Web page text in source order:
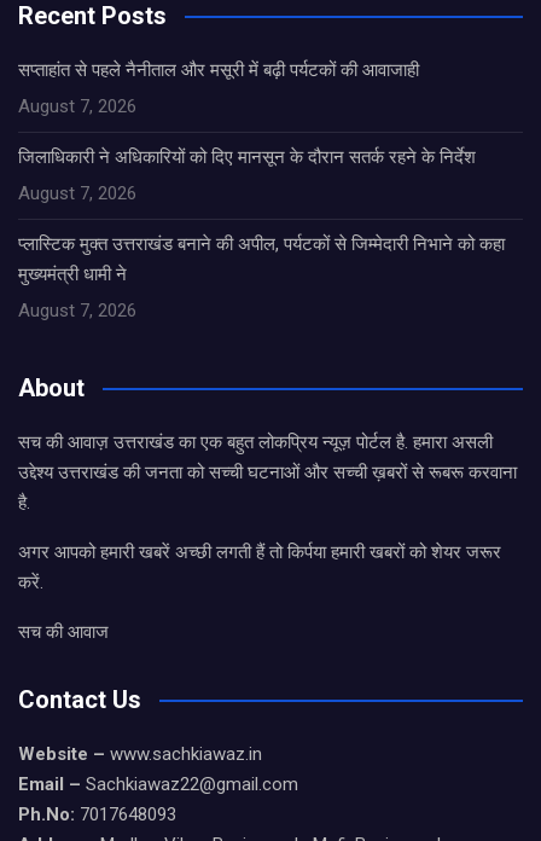
Recent Posts
सप्ताहांत से पहले नैनीताल और मसूरी में बढ़ी पर्यटकों की आवाजाही
August 7, 2026
जिलाधिकारी ने अधिकारियों को दिए मानसून के दौरान सतर्क रहने के निर्देश
August 7, 2026
प्लास्टिक मुक्त उत्तराखंड बनाने की अपील, पर्यटकों से जिम्मेदारी निभाने को कहा
मुख्यमंत्री धामी ने
August 7, 2026
About
सच की आवाज़ उत्तराखंड का एक बहुत लोकप्रिय न्यूज़ पोर्टल है. हमारा असली
उद्देश्य उत्तराखंड की जनता को सच्ची घटनाओं और सच्ची ख़बरों से रूबरू करवाना
है.
अगर आपको हमारी खबरें अच्छी लगती हैं तो किर्पया हमारी खबरों को शेयर जरूर
करें.
सच की आवाज
Contact Us
Website – www.sachkiawaz.in
Email – Sachkiawaz22@gmail.com
Ph.No: 7017648093